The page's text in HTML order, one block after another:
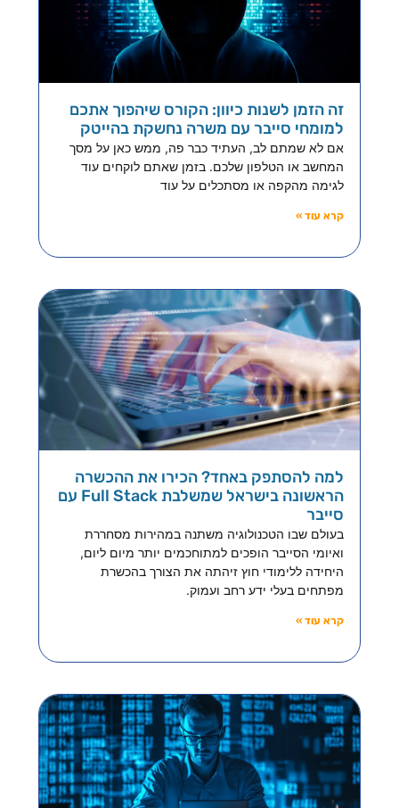
זה הזמן לשנות כיוון: הקורס שיהפוך אתכם
למומחי סייבר עם משרה נחשקת בהייטק
אם לא שמתם לב, העתיד כבר פה, ממש כאן על מסך
המחשב או הטלפון שלכם. בזמן שאתם לוקחים עוד
לגימה מהקפה או מסתכלים על עוד
קרא עוד »
למה להסתפק באחד? הכירו את ההכשרה
הראשונה בישראל שמשלבת Full Stack עם
סייבר
בעולם שבו הטכנולוגיה משתנה במהירות מסחררת
ואיומי הסייבר הופכים למתוחכמים יותר מיום ליום,
היחידה ללימודי חוץ זיהתה את הצורך בהכשרת
מפתחים בעלי ידע רחב ועמוק.
קרא עוד »